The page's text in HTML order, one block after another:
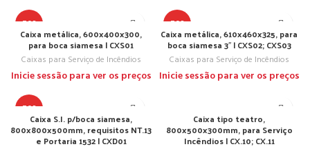
TOP
Caixa metálica, 600x400x300,
para boca siamesa | CXS01
Caixas para Serviço de Incêndios
Inicie sessão para ver os preços
TOP
Caixa metálica, 610x460x325, para
boca siamesa 3″ | CXS02; CXS03
Caixas para Serviço de Incêndios
Inicie sessão para ver os preços
TOP
Caixa S.I. p/boca siamesa,
800x800x500mm, requisitos NT.13
e Portaria 1532 | CXD01
Caixa tipo teatro,
800x500x300mm, para Serviço
Incêndios | CX.10; CX.11